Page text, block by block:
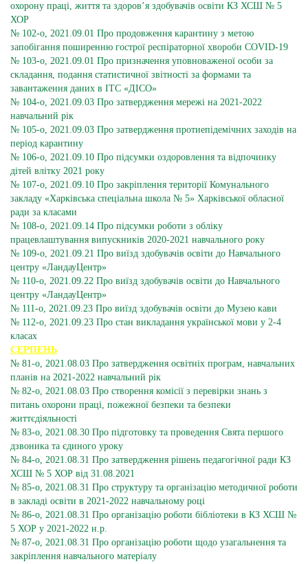
охорону праці, життя та здоров’я здобувачів освіти КЗ ХСШ № 5
ХОР
№ 102-о, 2021.09.01 Про продовження карантину з метою
запобігання поширенню гострої респіраторної хвороби COVID-19
№ 103-о, 2021.09.01 Про призначення уповноваженої особи за
складання, подання статистичної звітності за формами та
завантаження даних в ІТС «ДІСО»
№ 104-о, 2021.09.03 Про затвердження мережі на 2021-2022
навчальний рік
№ 105-о, 2021.09.03 Про затвердження протиепідемічних заходів на
період карантину
№ 106-о, 2021.09.10 Про підсумки оздоровлення та відпочинку
дітей влітку 2021 року
№ 107-о, 2021.09.10 Про закріплення території Комунального
закладу «Харківська спеціальна школа № 5» Харківської обласної
ради за класами
№ 108-о, 2021.09.14 Про підсумки роботи з обліку
працевлаштування випускників 2020-2021 навчального року
№ 109-о, 2021.09.21 Про виїзд здобувачів освіти до Навчального
центру «ЛандауЦентр»
№ 110-о, 2021.09.22 Про виїзд здобувачів освіти до Навчального
центру «ЛандауЦентр»
№ 111-о, 2021.09.23 Про виїзд здобувачів освіти до Музею кави
№ 112-о, 2021.09.23 Про стан викладання української мови у 2-4
класах
СЕРПЕНЬ
№ 81-о, 2021.08.03 Про затвердження освітніх програм, навчальних
планів на 2021-2022 навчальний рік
№ 82-о, 2021.08.03 Про створення комісії з перевірки знань з
питань охорони праці, пожежної безпеки та безпеки
життєдіяльності
№ 83-о, 2021.08.30 Про підготовку та проведення Свята першого
дзвоника та єдиного уроку
№ 84-о, 2021.08.31 Про затвердження рішень педагогічної ради КЗ
ХСШ № 5 ХОР від 31.08.2021
№ 85-о, 2021.08.31 Про структуру та організацію методичної роботи
в закладі освіти в 2021-2022 навчальному році
№ 86-о, 2021.08.31 Про організацію роботи бібліотеки в КЗ ХСШ №
5 ХОР у 2021-2022 н.р.
№ 87-о, 2021.08.31 Про організацію роботи щодо узагальнення та
закріплення навчального матеріалу